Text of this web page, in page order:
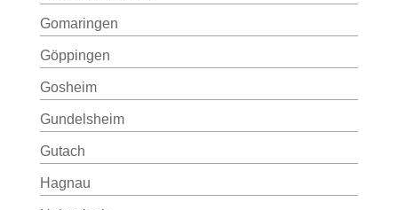
Gomaringen
Göppingen
Gosheim
Gundelsheim
Gutach
Hagnau